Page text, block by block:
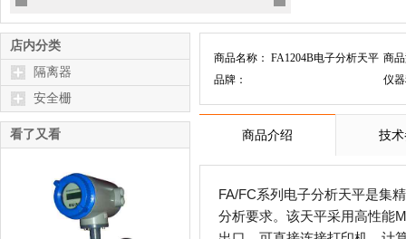
店内分类
隔离器
安全栅
看了又看
商品名称： FA1204B电子分析天平 商
品牌：
仪
商品介绍 技
FA/FC系列电子分析天平是集
分析要求。该天平采用高性能